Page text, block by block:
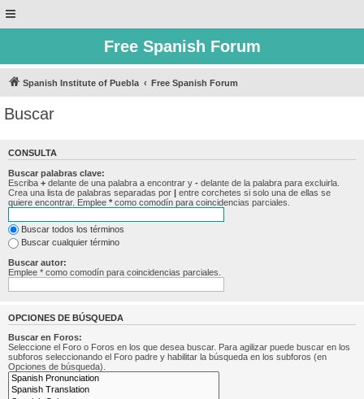
Free Spanish Forum
Spanish Institute of Puebla Free Spanish Forum
Buscar
CONSULTA
Buscar palabras clave:
Escriba + delante de una palabra a encontrar y - delante de la palabra para excluirla.
Crea una lista de palabras separadas por | entre corchetes si solo una de ellas se
quiere encontrar. Emplee * como comodín para coincidencias parciales.
Buscar todos los términos
Buscar cualquier término
Buscar autor:
Emplee * como comodín para coincidencias parciales.
OPCIONES DE BÚSQUEDA
Buscar en Foros:
Seleccione el Foro o Foros en los que desea buscar. Para agilizar puede buscar en los
subforos seleccionando el Foro padre y habilitar la búsqueda en los subforos (en
Opciones de búsqueda).